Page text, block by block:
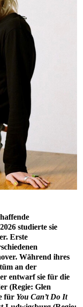
studierte sie
Erste
Während ihres
an der
entwarf sie für die
(Regie: Glen
für You Can’t Do It